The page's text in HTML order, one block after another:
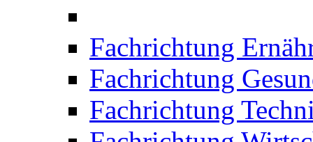
Fachrichtung
Fachrichtung
Fachrichtung